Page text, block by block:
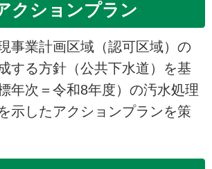
クションプラン
事業計画区域（認可区域）の
する方針（公共下水道）を基
年次＝令和8年度）の汚水処理
示したアクションプランを策